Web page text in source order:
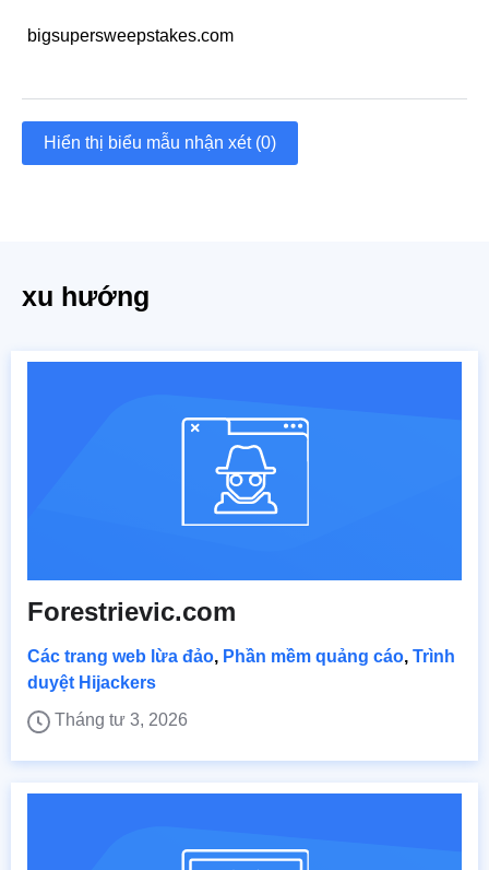
bigsupersweepstakes.com
Hiển thị biểu mẫu nhận xét (0)
xu hướng
Forestrievic.com
Các trang web lừa đảo, Phần mềm quảng cáo, Trình
duyệt Hijackers
Tháng tư 3, 2026